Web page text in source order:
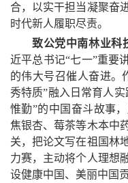
合，以实干担当凝聚奋
时代新人履职尽责。
致公党中南林业科
近平总书记“七一”重要
的伟大号召催人奋进。
秀特质”融入日常育人
惟勤”的中国奋斗故事
焦银杏、莓茶等木本中
关，把论文写在祖国林
力赛，主动将个人理想
设健康中国、美丽中国